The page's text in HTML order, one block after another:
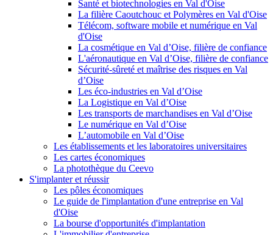
Santé et biotechnologies en Val d'Oise
La filière Caoutchouc et Polymères en Val d'Oise
Télécom, software mobile et numérique en Val
d'Oise
La cosmétique en Val d’Oise, filière de confiance
L'aéronautique en Val d’Oise, filière de confiance
Sécurité-sûreté et maîtrise des risques en Val
d’Oise
Les éco-industries en Val d’Oise
La Logistique en Val d’Oise
Les transports de marchandises en Val d’Oise
Le numérique en Val d’Oise
L’automobile en Val d’Oise
Les établissements et les laboratoires universitaires
Les cartes économiques
La photothèque du Ceevo
S'implanter et réussir
Les pôles économiques
Le guide de l'implantation d'une entreprise en Val
d'Oise
La bourse d'opportunités d'implantation